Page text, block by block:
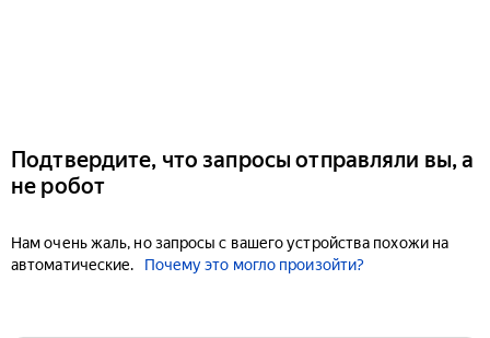
Подтвердите, что запросы отправляли вы, а
не робот
Нам очень жаль, но запросы с вашего устройства похожи на
автоматические.
Почему это могло произойти?